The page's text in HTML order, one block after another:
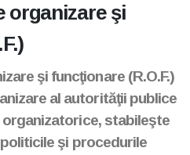
organizare şi
şi funcţionare (R.O.F.)
al autorităţii publice
stabileşte
şi procedurile